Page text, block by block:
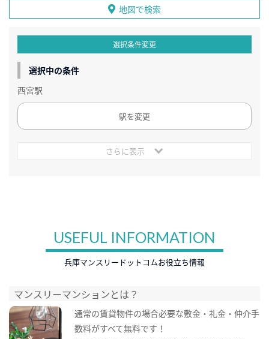
地図で検索
選択条件変更
選択中の条件
西宮駅
駅を変更
さらに表示
USEFUL INFORMATION
兵庫マンスリードットコムお役立ち情報
マンスリーマンションとは？
通常の賃貸物件の場合必要な敷金・礼金・仲介手
数料がすべて無料です！